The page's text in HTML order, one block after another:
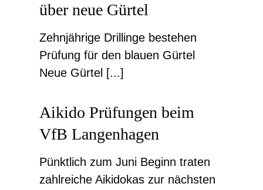
über neue Gürtel
Zehnjährige Drillinge bestehen
Prüfung für den blauen Gürtel
Neue Gürtel [...]
Aikido Prüfungen beim
VfB Langenhagen
Pünktlich zum Juni Beginn traten
zahlreiche Aikidokas zur nächsten